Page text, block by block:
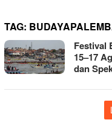
TAG:
Festival
15–17
dan